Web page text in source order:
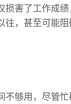
损害了工作成
往，甚至可能
不够用，尽管